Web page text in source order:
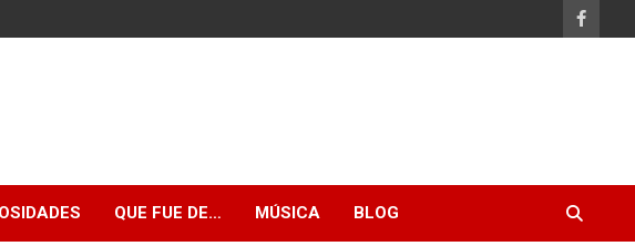
QUE FUE DE… MÚSICA BLOG